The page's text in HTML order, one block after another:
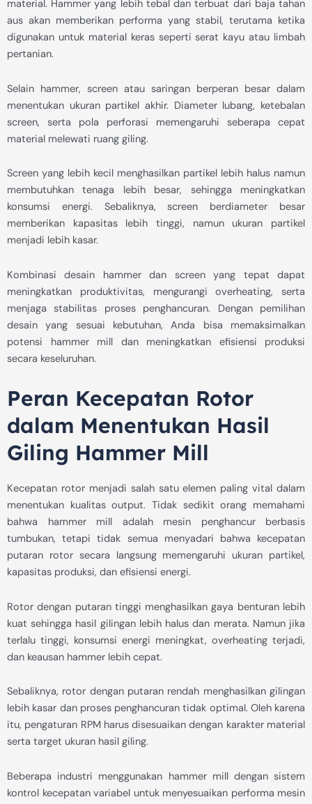
material. Hammer yang lebih tebal dan terbuat dari baja tahan
aus akan memberikan performa yang stabil, terutama ketika
digunakan untuk material keras seperti serat kayu atau limbah
pertanian.
Selain hammer, screen atau saringan berperan besar dalam
menentukan ukuran partikel akhir. Diameter lubang, ketebalan
screen, serta pola perforasi memengaruhi seberapa cepat
material melewati ruang giling.
Screen yang lebih kecil menghasilkan partikel lebih halus namun
membutuhkan tenaga lebih besar, sehingga meningkatkan
konsumsi energi. Sebaliknya, screen berdiameter besar
memberikan kapasitas lebih tinggi, namun ukuran partikel
menjadi lebih kasar.
Kombinasi desain hammer dan screen yang tepat dapat
meningkatkan produktivitas, mengurangi overheating, serta
menjaga stabilitas proses penghancuran. Dengan pemilihan
desain yang sesuai kebutuhan, Anda bisa memaksimalkan
potensi hammer mill dan meningkatkan efisiensi produksi
secara keseluruhan.
Peran Kecepatan Rotor
dalam Menentukan Hasil
Giling Hammer Mill
Kecepatan rotor menjadi salah satu elemen paling vital dalam
menentukan kualitas output. Tidak sedikit orang memahami
bahwa hammer mill adalah mesin penghancur berbasis
tumbukan, tetapi tidak semua menyadari bahwa kecepatan
putaran rotor secara langsung memengaruhi ukuran partikel,
kapasitas produksi, dan efisiensi energi.
Rotor dengan putaran tinggi menghasilkan gaya benturan lebih
kuat sehingga hasil gilingan lebih halus dan merata. Namun jika
terlalu tinggi, konsumsi energi meningkat, overheating terjadi,
dan keausan hammer lebih cepat.
Sebaliknya, rotor dengan putaran rendah menghasilkan gilingan
lebih kasar dan proses penghancuran tidak optimal. Oleh karena
itu, pengaturan RPM harus disesuaikan dengan karakter material
serta target ukuran hasil giling.
Beberapa industri menggunakan hammer mill dengan sistem
kontrol kecepatan variabel untuk menyesuaikan performa mesin